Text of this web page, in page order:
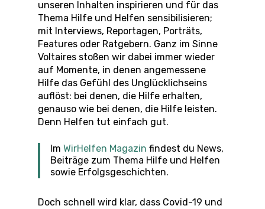
unseren Inhalten inspirieren und für das
Thema Hilfe und Helfen sensibilisieren;
mit Interviews, Reportagen, Porträts,
Features oder Ratgebern. Ganz im Sinne
Voltaires stoßen wir dabei immer wieder
auf Momente, in denen angemessene
Hilfe das Gefühl des Unglücklichseins
auflöst: bei denen, die Hilfe erhalten,
genauso wie bei denen, die Hilfe leisten.
Denn Helfen tut einfach gut.
Im WirHelfen Magazin findest du News,
Beiträge zum Thema Hilfe und Helfen
sowie Erfolgsgeschichten.
Doch schnell wird klar, dass Covid-19 und